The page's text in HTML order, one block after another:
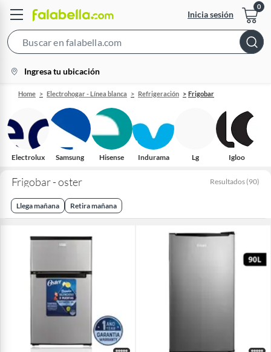
Inicia sesión
Bar
location-
icon
Ingresa tu ubicación
Home Electrohogar - Línea blanca Refrigeración Frigobar
Electrolux Samsung Hisense Indurama Lg Igloo
Frigobar - oster Resultados (90)
Llega mañana Retira mañana